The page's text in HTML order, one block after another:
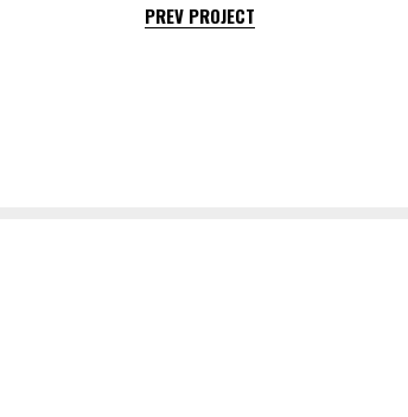
PREV PROJECT